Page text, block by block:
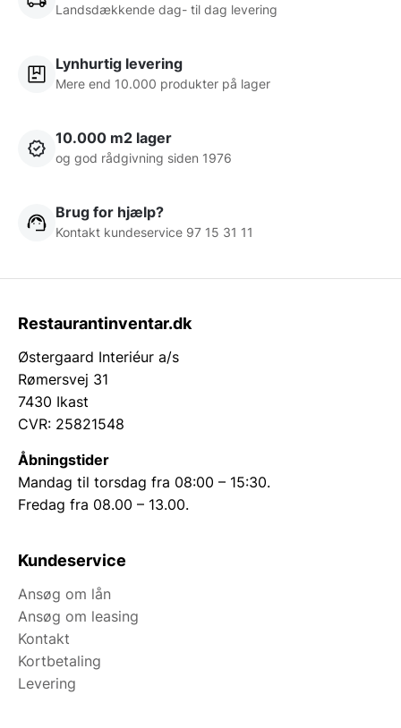
Landsdækkende dag- til dag levering
Lynhurtig levering
Mere end 10.000 produkter på lager
10.000 m2 lager
og god rådgivning siden 1976
Brug for hjælp?
Kontakt kundeservice 97 15 31 11
Restaurantinventar.dk
Østergaard Interiéur a/s
Rømersvej 31
7430 Ikast
CVR: 25821548
Åbningstider
Mandag til torsdag fra 08:00 – 15:30.
Fredag fra 08.00 – 13.00.
Kundeservice
Ansøg om lån
Ansøg om leasing
Kontakt
Kortbetaling
Levering